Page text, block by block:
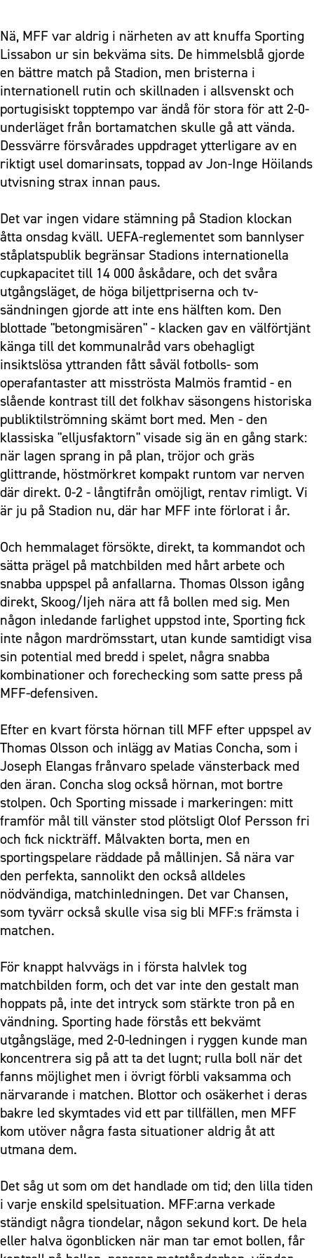
Nä, MFF var aldrig i närheten av att knuffa Sporting
Lissabon ur sin bekväma sits. De himmelsblå gjorde
en bättre match på Stadion, men bristerna i
internationell rutin och skillnaden i allsvenskt och
portugisiskt topptempo var ändå för stora för att 2-0-
underläget från bortamatchen skulle gå att vända.
Dessvärre försvårades uppdraget ytterligare av en
riktigt usel domarinsats, toppad av Jon-Inge Höilands
utvisning strax innan paus.
Det var ingen vidare stämning på Stadion klockan
åtta onsdag kväll. UEFA-reglementet som bannlyser
ståplatspublik begränsar Stadions internationella
cupkapacitet till 14 000 åskådare, och det svåra
utgångsläget, de höga biljettpriserna och tv-
sändningen gjorde att inte ens hälften kom. Den
blottade "betongmisären" - klacken gav en välförtjänt
känga till det kommunalråd vars obehagligt
insiktslösa yttranden fått såväl fotbolls- som
operafantaster att misströsta Malmös framtid - en
slående kontrast till det folkhav säsongens historiska
publiktilströmning skämt bort med. Men - den
klassiska "elljusfaktorn" visade sig än en gång stark:
när lagen sprang in på plan, tröjor och gräs
glittrande, höstmörkret kompakt runtom var nerven
där direkt. 0-2 - långtifrån omöjligt, rentav rimligt. Vi
är ju på Stadion nu, där har MFF inte förlorat i år.
Och hemmalaget försökte, direkt, ta kommandot och
sätta prägel på matchbilden med hårt arbete och
snabba uppspel på anfallarna. Thomas Olsson igång
direkt, Skoog/Ijeh nära att få bollen med sig. Men
någon inledande farlighet uppstod inte, Sporting fick
inte någon mardrömsstart, utan kunde samtidigt visa
sin potential med bredd i spelet, några snabba
kombinationer och forechecking som satte press på
MFF-defensiven.
Efter en kvart första hörnan till MFF efter uppspel av
Thomas Olsson och inlägg av Matias Concha, som i
Joseph Elangas frånvaro spelade vänsterback med
den äran. Concha slog också hörnan, mot bortre
stolpen. Och Sporting missade i markeringen: mitt
framför mål till vänster stod plötsligt Olof Persson fri
och fick nickträff. Målvakten borta, men en
sportingspelare räddade på mållinjen. Så nära var
den perfekta, sannolikt den också alldeles
nödvändiga, matchinledningen. Det var Chansen,
som tyvärr också skulle visa sig bli MFF:s främsta i
matchen.
För knappt halvvägs in i första halvlek tog
matchbilden form, och det var inte den gestalt man
hoppats på, inte det intryck som stärkte tron på en
vändning. Sporting hade förstås ett bekvämt
utgångsläge, med 2-0-ledningen i ryggen kunde man
koncentrera sig på att ta det lugnt; rulla boll när det
fanns möjlighet men i övrigt förbli vaksamma och
närvarande i matchen. Blottor och osäkerhet i deras
bakre led skymtades vid ett par tillfällen, men MFF
kom utöver några fasta situationer aldrig åt att
utmana dem.
Det såg ut som om det handlade om tid; den lilla tiden
i varje enskild spelsituation. MFF:arna verkade
ständigt några tiondelar, någon sekund kort. De hela
eller halva ögonblicken när man tar emot bollen, får